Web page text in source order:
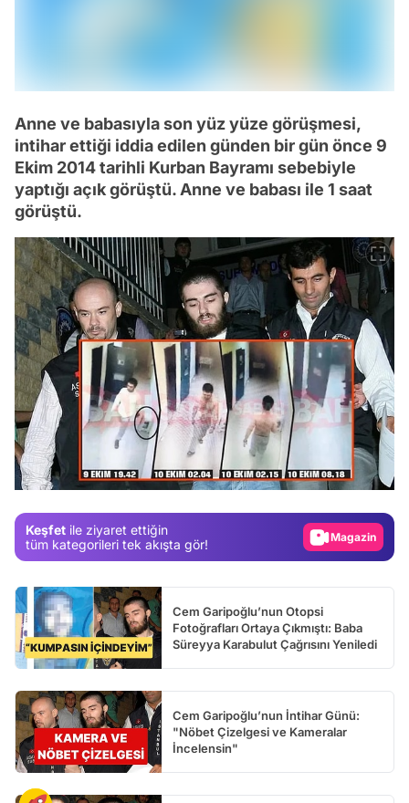
Anne ve babasıyla son yüz yüze görüşmesi,
intihar ettiği iddia edilen günden bir gün önce 9
Ekim 2014 tarihli Kurban Bayramı sebebiyle
yaptığı açık görüştü. Anne ve babası ile 1 saat
görüştü.
Keşfet ile ziyaret ettiğin
tüm kategorileri tek akışta gör!
Video
Test
Gündem
Video
Cem Garipoğlu’nun Otopsi
Fotoğrafları Ortaya Çıkmıştı: Baba
Süreyya Karabulut Çağrısını Yeniledi
Cem Garipoğlu’nun İntihar Günü:
"Nöbet Çizelgesi ve Kameralar
İncelensin"